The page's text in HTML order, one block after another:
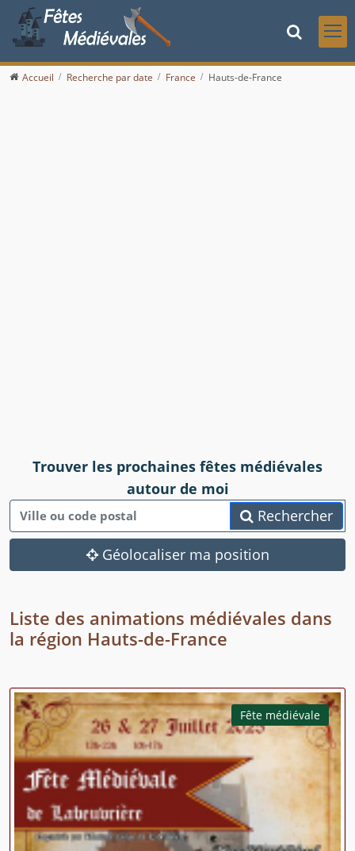
Accueil Recherche par date France Hauts-de-France
Trouver les prochaines fêtes médiévales
autour de moi
Rechercher
Géolocaliser ma position
Liste des animations médiévales dans
la région Hauts-de-France
Fête médiévale